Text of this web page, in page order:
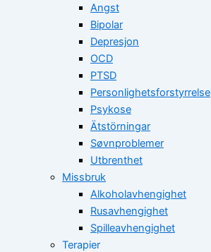
Angst
Bipolar
Depresjon
OCD
PTSD
Personlighetsforstyrrelse
Psykose
Ätstörningar
Søvnproblemer
Utbrenthet
Missbruk
Alkoholavhengighet
Rusavhengighet
Spilleavhengighet
Terapier